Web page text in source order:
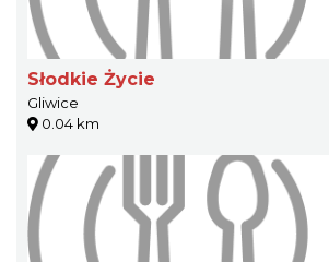
Słodkie Życie
Gliwice
0.04 km